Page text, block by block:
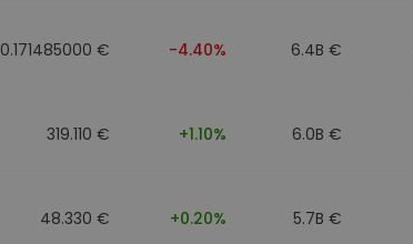
0.171485000 € -4.40% 6.4B €
319.110 € +1.10% 6.0B €
48.330 € +0.20% 5.7B €